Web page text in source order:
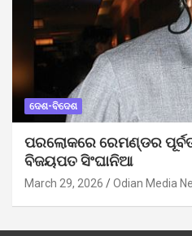
ଦେଶ-ବିଦେଶ
ପରଲୋକରେ ରେମଣ୍ଡର
ବିଜୟପତ ସିଂଘାନିଆ
March 29, 2026 Odian Media